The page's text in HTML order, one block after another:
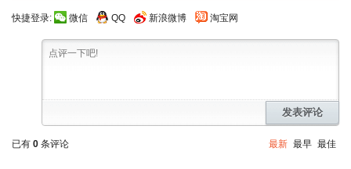
快捷登录: 微信 QQ 新浪微博 淘宝网
发表评论
已有 0 条评论 最新 最早 最佳